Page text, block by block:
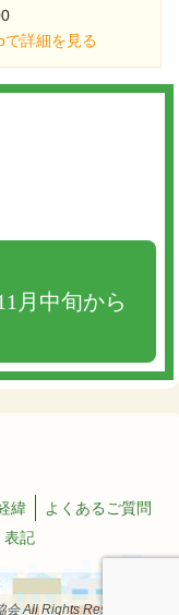
詳細を見る
月中旬から
緯
よくあるご質問
表記
All Rights Reserved.